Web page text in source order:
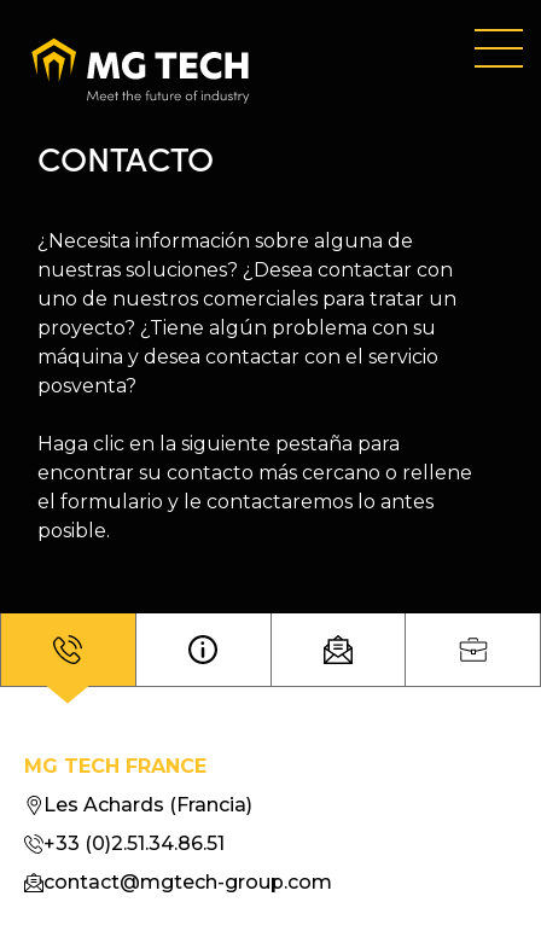
main
CONTACTO
¿Necesita información sobre alguna de
nuestras soluciones? ¿Desea contactar con
uno de nuestros comerciales para tratar un
proyecto? ¿Tiene algún problema con su
máquina y desea contactar con el servicio
posventa?
Haga clic en la siguiente pestaña para
encontrar su contacto más cercano o rellene
el formulario y le contactaremos lo antes
posible.
MG TECH FRANCE
Les Achards (Francia)
+33 (0)2.51.34.86.51
contact@mgtech-group.com